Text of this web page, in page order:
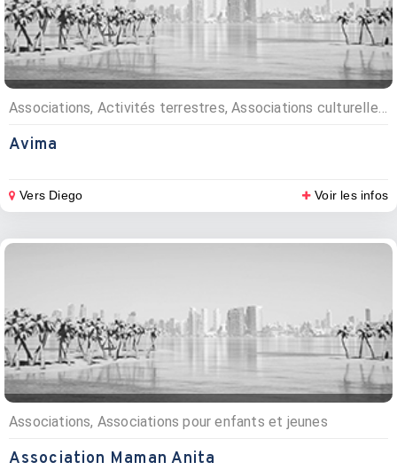
Associations, Activités terrestres, Associations culturelles, Excursions
Avima
Vers Diego Voir les infos
Associations, Associations pour enfants et jeunes
Association Maman Anita